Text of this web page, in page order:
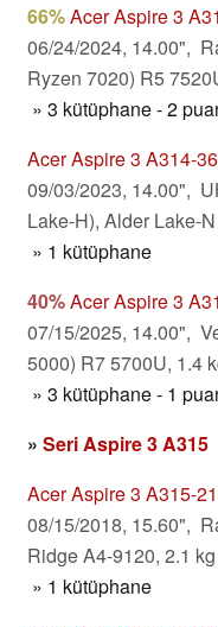
66%Acer Aspire 3
06/24/2024, 14.00",
Ryzen 7020) R5
» 3 kütüphane - 2
Acer Aspire 3 A314-
09/03/2023, 14.00",
Lake-H), Alder Lake-
» 1 kütüphane
40%Acer Aspire 3
07/15/2025, 14.00",
5000) R7 5700U, 1.4
» 3 kütüphane - 1
» Seri Aspire 3 A315
Acer Aspire 3 A315-
08/15/2018, 15.60",
Ridge A4-9120, 2.1 kg
» 1 kütüphane